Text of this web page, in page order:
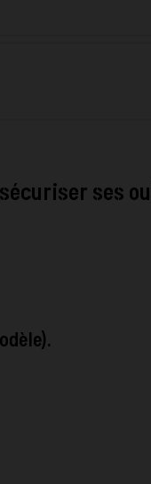
ses